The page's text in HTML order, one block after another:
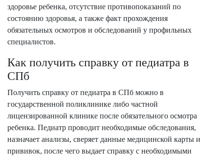
здоровье ребенка, отсутствие противопоказаний по
состоянию здоровья, а также факт прохождения
обязательных осмотров и обследований у профильных
специалистов.
Как получить справку от педиатра в
СПб
Получить справку от педиатра в СПб можно в
государственной поликлинике либо частной
лицензированной клинике после обязательного осмотра
ребенка. Педиатр проводит необходимые обследования,
назначает анализы, сверяет данные медицинской карты и
прививок, после чего выдает справку с необходимыми